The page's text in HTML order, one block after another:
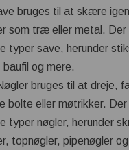
bruges til at skære
som træ eller metal. Der
typer save, herunder
baufil og mere.
bruges til at dreje,
bolte eller møtrikker. Der
typer nøgler, herunder
topnøgler, pipenøgler